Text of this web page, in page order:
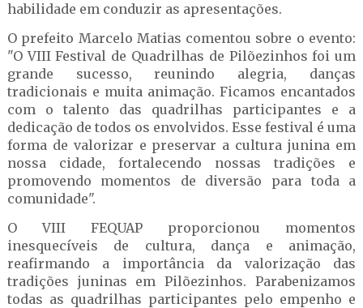
habilidade em conduzir as apresentações.
O prefeito Marcelo Matias comentou sobre o evento:
"O VIII Festival de Quadrilhas de Pilõezinhos foi um
grande sucesso, reunindo alegria, danças
tradicionais e muita animação. Ficamos encantados
com o talento das quadrilhas participantes e a
dedicação de todos os envolvidos. Esse festival é uma
forma de valorizar e preservar a cultura junina em
nossa cidade, fortalecendo nossas tradições e
promovendo momentos de diversão para toda a
comunidade".
O VIII FEQUAP proporcionou momentos
inesquecíveis de cultura, dança e animação,
reafirmando a importância da valorização das
tradições juninas em Pilõezinhos. Parabenizamos
todas as quadrilhas participantes pelo empenho e